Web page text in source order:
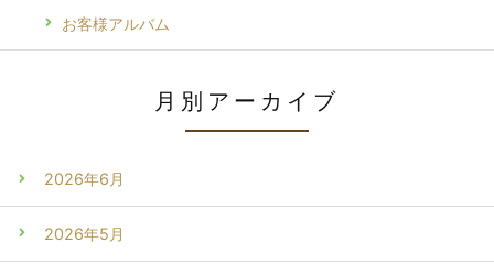
お客様アルバム
月別アーカイブ
2026年6月
2026年5月